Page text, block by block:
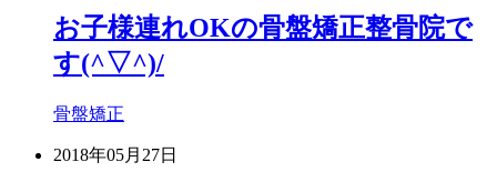
お子様連れOKの骨盤矯正整骨院で
す(^▽^)/
骨盤矯正
2018年05月27日